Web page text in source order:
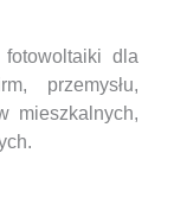
dla
przemysłu,
mieszkalnych,